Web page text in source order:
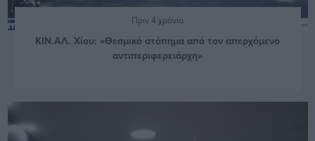
Πριν 4 χρόνια
ΚΙΝ.ΑΛ. Χίου: «Θεσμικό ατόπημα από τον απερχόμενο
αντιπεριφερειάρχη»